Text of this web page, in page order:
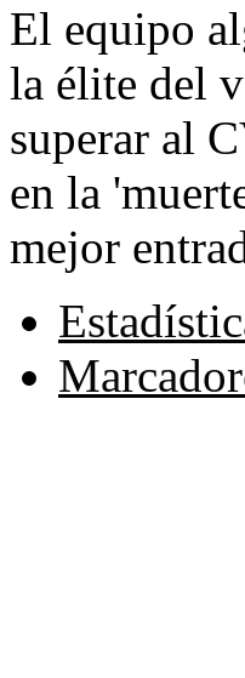
El equipo
la élite del
superar al
en la
mejor